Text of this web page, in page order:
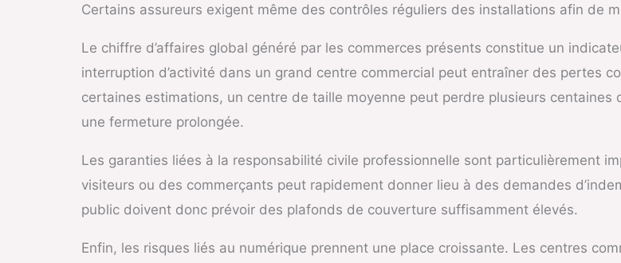
Certains assureurs exigent même des contrôles réguliers des installations afin de
Le chiffre d’affaires global généré par les commerces présents constitue un
interruption d’activité dans un grand centre commercial peut entraîner des pertes
certaines estimations, un centre de taille moyenne peut perdre plusieurs centaines
une fermeture prolongée.
Les garanties liées à la responsabilité civile professionnelle sont particulièrement
visiteurs ou des commerçants peut rapidement donner lieu à des demandes
public doivent donc prévoir des plafonds de couverture suffisamment élevés.
Enfin, les risques liés au numérique prennent une place croissante. Les centres